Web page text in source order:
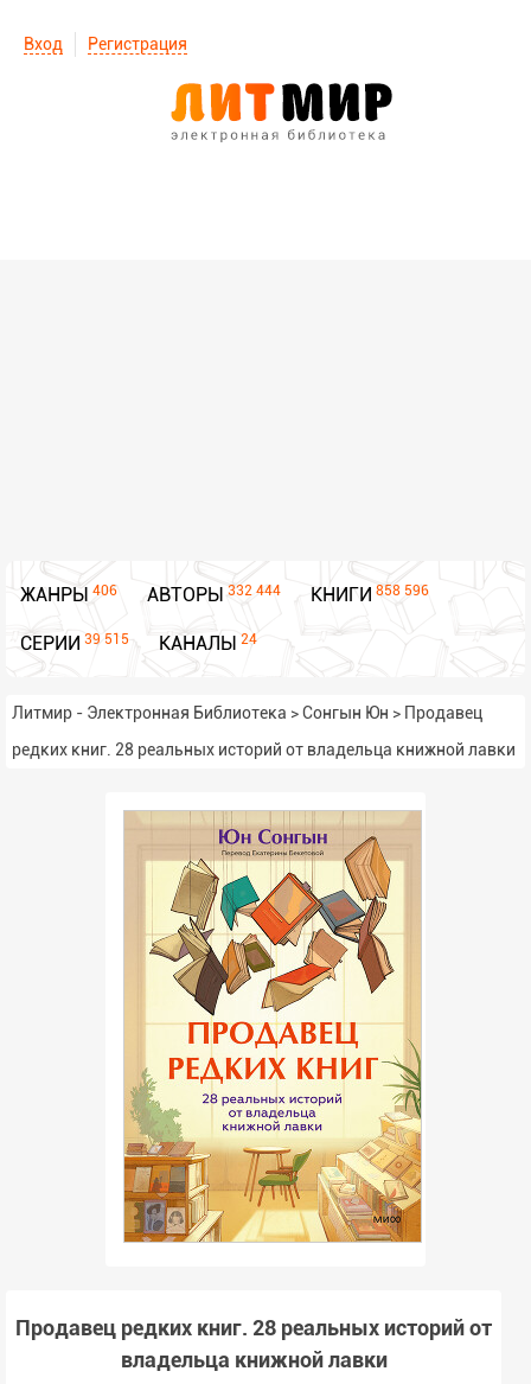
Вход Регистрация
ЖАНРЫ 406 АВТОРЫ 332 444 КНИГИ 858 596
СЕРИИ 39 515 КАНАЛЫ 24
Литмир - Электронная Библиотека >Сонгын Юн > Продавец
редких книг. 28 реальных историй от владельца книжной лавки
Продавец редких книг. 28 реальных историй от
владельца книжной лавки